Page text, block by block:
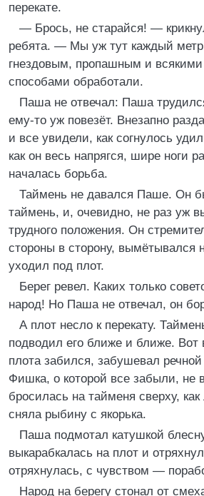
перекате.
— Брось, не старайся! —
ребята. — Мы уж тут каждый метр
гнездовым, пропашным и
способами обработали.
Паша не отвечал: Паша
ему-то уж повезёт. Внезапно
и все увидели, как согнулось
как он весь напрягся, шире ноги
началась борьба.
Таймень не давался Паше. Он
таймень, и, очевидно, не раз уж
трудного положения. Он
стороны в сторону, вымётывался
уходил под плот.
Берег ревел. Каких только
народ! Но Паша не отвечал, он
А плот несло к перекату.
подводил его ближе и ближе. Вот
плота забился, забушевал
Фишка, о которой все забыли, не
бросилась на тайменя сверху,
сняла рыбину с якорька.
Паша подмотал катушкой
выкарабкалась на плот и
отряхнулась, с чувством —
Народ на берегу стонал от